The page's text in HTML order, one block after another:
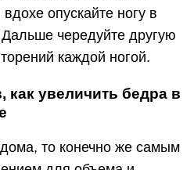
опускайте ногу в
чередуйте другую
каждой ногой.
как увеличить бедра в
то конечно же самым